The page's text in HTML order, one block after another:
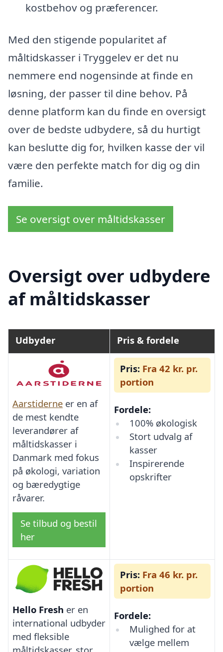
kostbehov og præferencer.
Med den stigende popularitet af
måltidskasser i Tryggelev er det nu
nemmere end nogensinde at finde en
løsning, der passer til dine behov. På
denne platform kan du finde en oversigt
over de bedste udbydere, så du hurtigt
kan beslutte dig for, hvilken kasse der vil
være den perfekte match for dig og din
familie.
Se oversigt over måltidskasser
Oversigt over udbydere
af måltidskasser
Udbyder Pris & fordele
Aarstiderne er en af
de mest kendte
leverandører af
måltidskasser i
Danmark med fokus
på økologi, variation
og bæredygtige
råvarer.
Se tilbud og bestil
her
Pris: Fra 42 kr. pr.
portion
Fordele:
100% økologisk
Stort udvalg af
kasser
Inspirerende
opskrifter
Hello Fresh er en
international udbyder
med fleksible
Pris: Fra 46 kr. pr.
portion
Fordele:
Mulighed for at
vælge mellem